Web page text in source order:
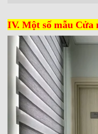
IV. Một số mẫu